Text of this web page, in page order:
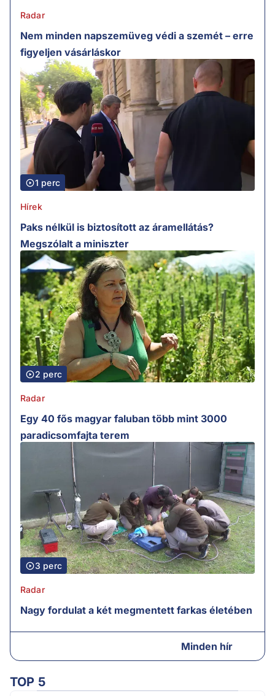
Radar
Nem minden napszemüveg védi a szemét – erre
figyeljen vásárláskor
1 perc
Hírek
Paks nélkül is biztosított az áramellátás?
Megszólalt a miniszter
2 perc
Radar
Egy 40 fős magyar faluban több mint 3000
paradicsomfajta terem
3 perc
Radar
Nagy fordulat a két megmentett farkas életében
Minden hír
TOP 5